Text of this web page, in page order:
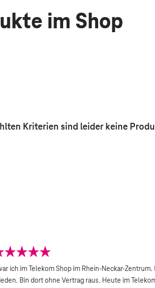
im Shop
Kriterien sind leider keine
ich im Telekom Shop im Rhein-Neckar-
Bin dort ohne Vertrag raus. Heute im